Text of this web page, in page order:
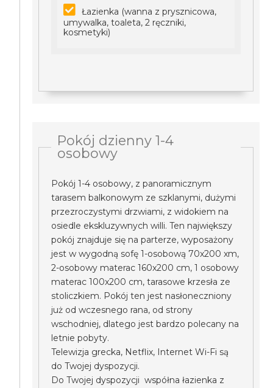
Łazienka (wanna z prysznicowa,
umywalka, toaleta, 2 ręczniki,
kosmetyki)
Pokój dzienny 1-4
osobowy
Pokój 1-4 osobowy, z panoramicznym
tarasem balkonowym ze szklanymi, dużymi
przezroczystymi drzwiami, z widokiem na
osiedle ekskluzywnych willi. Ten największy
pokój znajduje się na parterze, wyposażony
jest w wygodną sofę 1-osobową 70x200 xm,
2-osobowy materac 160x200 cm, 1 osobowy
materac 100x200 cm, tarasowe krzesła ze
stoliczkiem. Pokój ten jest nasłoneczniony
już od wczesnego rana, od strony
wschodniej, dlatego jest bardzo polecany na
letnie pobyty.
Telewizja grecka, Netflix, Internet Wi-Fi są
do Twojej dyspozycji.
Do Twojej dyspozycji współna łazienka z